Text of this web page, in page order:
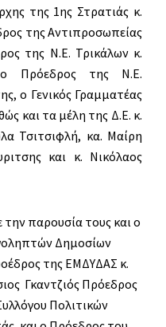
της 1ης Στρατιάς κ.
της Αντιπροσωπείας
της Ν.Ε. Τρικάλων κ.
Πρόεδρος της Ν.Ε.
ο Γενικός Γραμματέας
και τα μέλη της Δ.Ε. κ.
Τσιτσιφλή, κα. Μαίρη
και κ. Νικόλαος
παρουσία τους και ο
Δημοσίων
της ΕΜΔΥΔΑΣ κ.
Γκαντζιός Πρόεδρος
Πολιτικών